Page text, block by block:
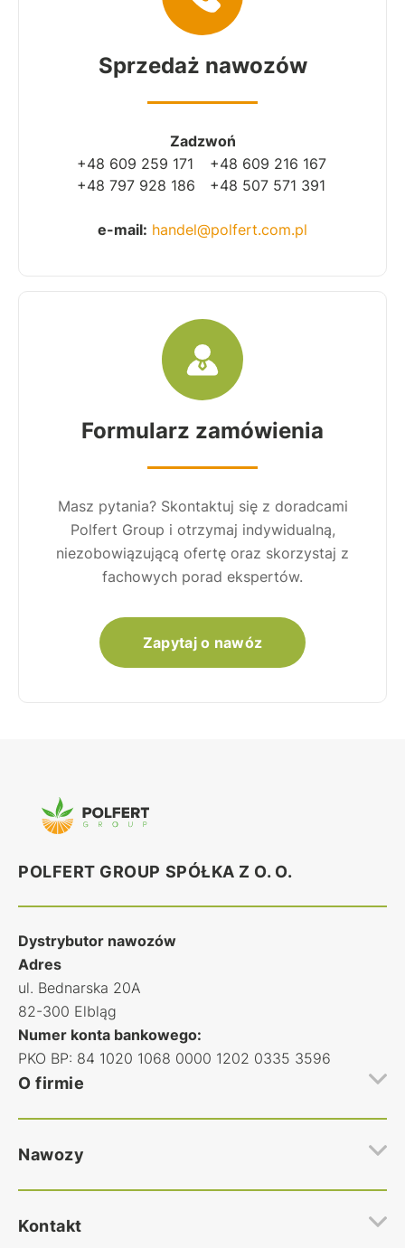
Sprzedaż nawozów
Zadzwoń
+48 609 259 171
+48 609 216 167
+48 797 928 186
+48 507 571 391
e-mail: handel@polfert.com.pl
Formularz zamówienia
Masz pytania? Skontaktuj się z doradcami
Polfert Group i otrzymaj indywidualną,
niezobowiązującą ofertę oraz skorzystaj z
fachowych porad ekspertów.
Zapytaj o nawóz
POLFERT GROUP SPÓŁKA Z O. O.
Dystrybutor nawozów
Adres
ul. Bednarska 20A
82-300 Elbląg
Numer konta bankowego:
PKO BP: 84 1020 1068 0000 1202 0335 3596
O firmie
Hurtownia nawozów rolniczych Polfert
Polityka prywatności
Najczęstsze pytania
Kontakt
Nawozy
Nawozy Azotowe
Kontakt